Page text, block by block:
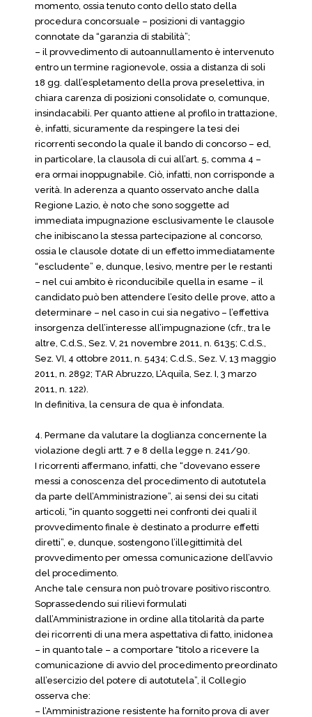
momento, ossia tenuto conto dello stato della
procedura concorsuale – posizioni di vantaggio
connotate da “garanzia di stabilità”;
– il provvedimento di autoannullamento è intervenuto
entro un termine ragionevole, ossia a distanza di soli
18 gg. dall’espletamento della prova preselettiva, in
chiara carenza di posizioni consolidate o, comunque,
insindacabili. Per quanto attiene al profilo in trattazione,
è, infatti, sicuramente da respingere la tesi dei
ricorrenti secondo la quale il bando di concorso – ed,
in particolare, la clausola di cui all’art. 5, comma 4 –
era ormai inoppugnabile. Ciò, infatti, non corrisponde a
verità. In aderenza a quanto osservato anche dalla
Regione Lazio, è noto che sono soggette ad
immediata impugnazione esclusivamente le clausole
che inibiscano la stessa partecipazione al concorso,
ossia le clausole dotate di un effetto immediatamente
“escludente” e, dunque, lesivo, mentre per le restanti
– nel cui ambito è riconducibile quella in esame – il
candidato può ben attendere l’esito delle prove, atto a
determinare – nel caso in cui sia negativo – l’effettiva
insorgenza dell’interesse all’impugnazione (cfr., tra le
altre, C.d.S., Sez. V, 21 novembre 2011, n. 6135; C.d.S.,
Sez. VI, 4 ottobre 2011, n. 5434; C.d.S., Sez. V, 13 maggio
2011, n. 2892; TAR Abruzzo, L’Aquila, Sez. I, 3 marzo
2011, n. 122).
In definitiva, la censura de qua è infondata.
4. Permane da valutare la doglianza concernente la
violazione degli artt. 7 e 8 della legge n. 241/90.
I ricorrenti affermano, infatti, che “dovevano essere
messi a conoscenza del procedimento di autotutela
da parte dell’Amministrazione”, ai sensi dei su citati
articoli, “in quanto soggetti nei confronti dei quali il
provvedimento finale è destinato a produrre effetti
diretti”, e, dunque, sostengono l’illegittimità del
provvedimento per omessa comunicazione dell’avvio
del procedimento.
Anche tale censura non può trovare positivo riscontro.
Soprassedendo sui rilievi formulati
dall’Amministrazione in ordine alla titolarità da parte
dei ricorrenti di una mera aspettativa di fatto, inidonea
– in quanto tale – a comportare “titolo a ricevere la
comunicazione di avvio del procedimento preordinato
all’esercizio del potere di autotutela”, il Collegio
osserva che:
– l’Amministrazione resistente ha fornito prova di aver